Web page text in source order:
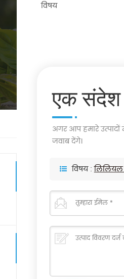
विषय
एक संदेश
अगर आप हमारे
जवाब देंगे।
विषय :लिलियल